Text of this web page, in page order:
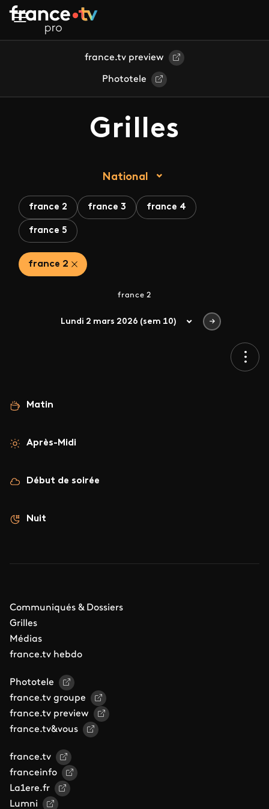
Aller au contenu principal
france.tv preview
Phototele
Grilles
National
france 2 france 3 france 4
france 5
france 2
france 2
Lundi 2 mars 2026 (sem 10)
Matin
Après-Midi
Début de soirée
Nuit
Communiqués & Dossiers
Grilles
Médias
france.tv hebdo
Phototele
france.tv groupe
france.tv preview
france.tv&vous
france.tv
franceinfo
La1ere.fr
Lumni